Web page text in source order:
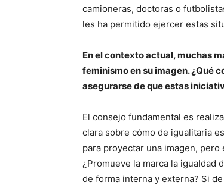
camioneras, doctoras o
les ha permitido ejercer estas
En el contexto actual, muchas
feminismo en su imagen. ¿Qué
asegurarse de que estas
El consejo fundamental es
clara sobre cómo de igualitaria
para proyectar una imagen,
¿Promueve la marca la igualdad
de forma interna y externa? Si